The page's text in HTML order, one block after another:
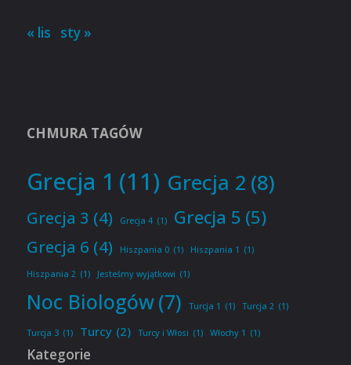
« lis sty »
CHMURA TAGÓW
Grecja 1 (11) Grecja 2 (8)
Grecja 3 (4) Grecja 4 (1) Grecja 5 (5)
Grecja 6 (4) Hiszpania 0 (1) Hiszpania 1 (1)
Hiszpania 2 (1) Jesteśmy wyjątkowi (1)
Noc Biologów(7) Turcja 1 (1) Turcja 2 (1)
Turcja 3 (1) Turcy (2) Turcy i Włosi (1) Włochy 1 (1)
Kategorie